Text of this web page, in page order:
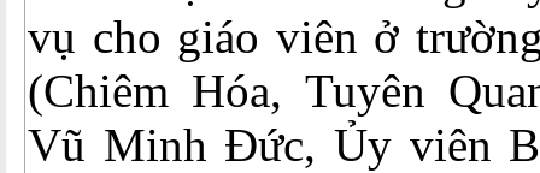
vụ cho giáo viên ở
(Chiêm Hóa, Tuyên
Vũ Minh Đức, Ủy viên